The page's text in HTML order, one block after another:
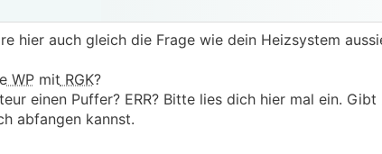
hier auch gleich die Frage wie dein Heizsystem
WPmit RGK?
einen Puffer? ERR? Bitte lies dich hier mal ein.
abfangen kannst.